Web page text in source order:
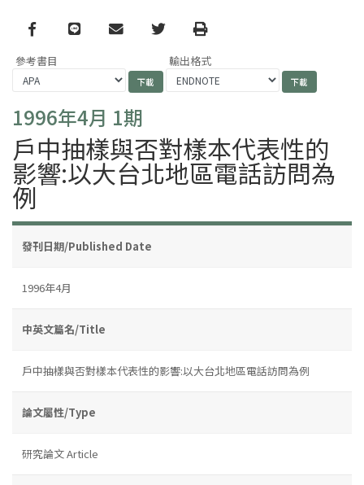
Facebook
line email TwitterPrint
參考書目 輸出格式
1996年4月 1期
戶中抽樣與否對樣本代表性的
影響:以大台北地區電話訪問為
例
發刊日期/Published Date
1996年4月
中英文篇名/Title
戶中抽樣與否對樣本代表性的影響:以大台北地區電話訪問為例
論文屬性/Type
研究論文 Article